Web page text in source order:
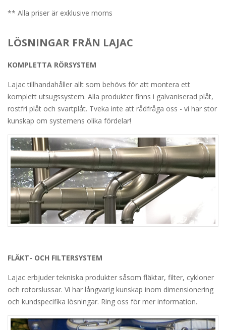
** Alla priser är exklusive moms
LÖSNINGAR FRÅN LAJAC
KOMPLETTA RÖRSYSTEM
Lajac tillhandahåller allt som behövs för att montera ett
komplett utsugssystem. Alla produkter finns i galvaniserad plåt,
rostfri plåt och svartplåt. Tveka inte att rådfråga oss - vi har stor
kunskap om systemens olika fördelar!
FLÄKT- OCH FILTERSYSTEM
Lajac erbjuder tekniska produkter såsom fläktar, filter, cykloner
och rotorslussar. Vi har långvarig kunskap inom dimensionering
och kundspecifika lösningar. Ring oss för mer information.